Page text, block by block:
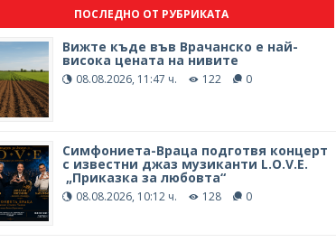
ПОСЛЕДНО ОТ РУБРИКАТА
Вижте къде във Врачанско е най-
висока цената на нивите
08.08.2026, 11:47 ч. 122 0
Симфониета-Враца подготвя концерт
с известни джаз музиканти L.O.V.E.
„Приказка за любовта“
08.08.2026, 10:12 ч. 128 0